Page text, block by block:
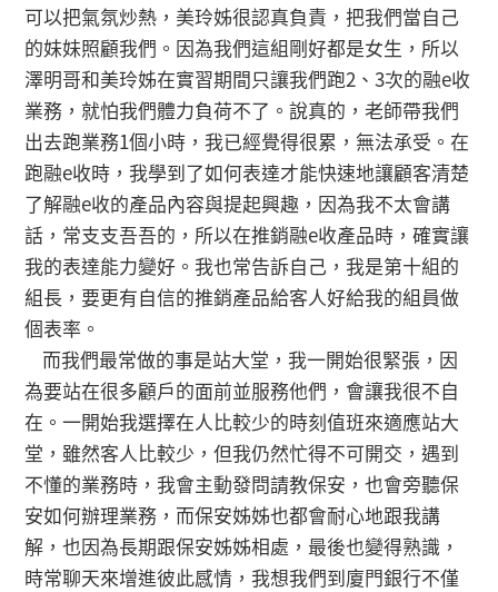
可以把氣氛炒熱，美玲姊很認真負責，把我們當自己
的妹妹照顧我們。因為我們這組剛好都是女生，所以
澤明哥和美玲姊在實習期間只讓我們跑2、3次的融e收
業務，就怕我們體力負荷不了。說真的，老師帶我們
出去跑業務1個小時，我已經覺得很累，無法承受。在
跑融e收時，我學到了如何表達才能快速地讓顧客清楚
了解融e收的產品內容與提起興趣，因為我不太會講
話，常支支吾吾的，所以在推銷融e收產品時，確實讓
我的表達能力變好。我也常告訴自己，我是第十組的
組長，要更有自信的推銷產品給客人好給我的組員做
個表率。
而我們最常做的事是站大堂，我一開始很緊張，因
為要站在很多顧戶的面前並服務他們，會讓我很不自
在。一開始我選擇在人比較少的時刻值班來適應站大
堂，雖然客人比較少，但我仍然忙得不可開交，遇到
不懂的業務時，我會主動發問請教保安，也會旁聽保
安如何辦理業務，而保安姊姊也都會耐心地跟我講
解，也因為長期跟保安姊姊相處，最後也變得熟識，
時常聊天來增進彼此感情，我想我們到廈門銀行不僅